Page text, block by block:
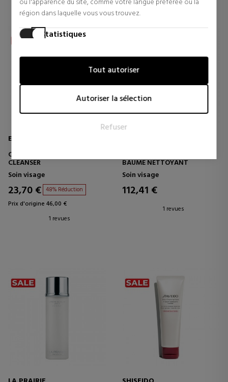
région dans laquelle vous vous trouvez.
Statistiques
à comprendre comment les visiteurs interagissent avec les
sites web en collectant et en fournissant des informations
de manière anonyme.
Marketing
Les cookies marketing sont utilisés pour suivre les visiteurs
sur les sites web. L'intention est d'afficher des annonces qui
tiers.
Tout autoriser
Autoriser la sélection
Refuser
ELIZABETH ARDEN
CERAMIDE PURIFYING CREAM
CLEANSER
Soin visage
23,70 € 48% Réduction
Prix d'origine 46,00 €
1 revues
BAUME NETTOYANT
Soin visage
112,41 €
1 revues